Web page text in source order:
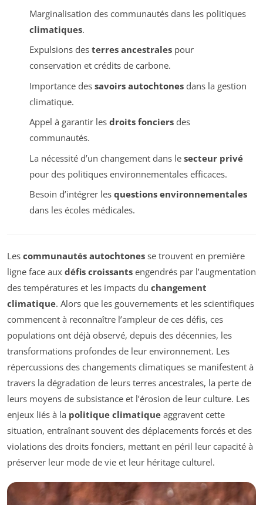
Marginalisation des communautés dans les politiques
climatiques.
Expulsions des terres ancestralespour
conservation et crédits de carbone.
Importance des savoirs autochtonesdans la gestion
climatique.
Appel à garantir les droits fonciersdes
communautés.
La nécessité d’un changement dans le secteur privé
pour des politiques environnementales efficaces.
Besoin d’intégrer les questions environnementales
dans les écoles médicales.
Les communautés autochtones se trouvent en première
ligne face aux défis croissants engendrés par l’augmentation
des températures et les impacts du changement
climatique. Alors que les gouvernements et les scientifiques
commencent à reconnaître l’ampleur de ces défis, ces
populations ont déjà observé, depuis des décennies, les
transformations profondes de leur environnement. Les
répercussions des changements climatiques se manifestent à
travers la dégradation de leurs terres ancestrales, la perte de
leurs moyens de subsistance et l’érosion de leur culture. Les
enjeux liés à la politique climatique aggravent cette
situation, entraînant souvent des déplacements forcés et des
violations des droits fonciers, mettant en péril leur capacité à
préserver leur mode de vie et leur héritage culturel.